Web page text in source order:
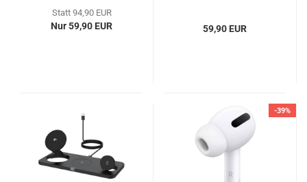
Statt 94,90 EUR
Nur 59,90 EUR 59,90 EUR
-39%